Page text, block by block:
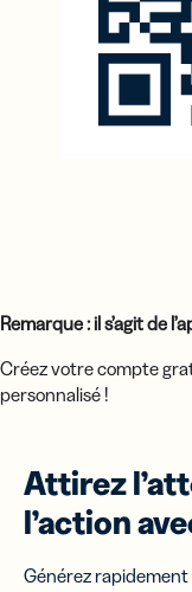
Attirez
l’action
Générez